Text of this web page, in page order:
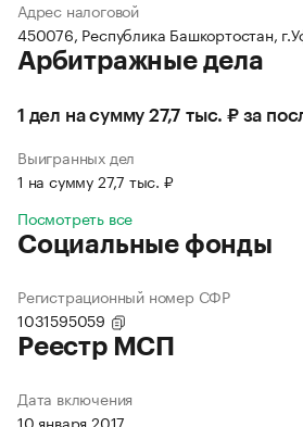
Адрес налоговой
450076, Республика Башкортостан,
Арбитражные дела
1 дел на сумму 27,7 тыс. ₽ за
Выигранных дел
1 на сумму 27,7 тыс. ₽
Посмотреть все
Социальные фонды
Регистрационный номер СФР
1031595059
Реестр МСП
Дата включения
10 января 2017